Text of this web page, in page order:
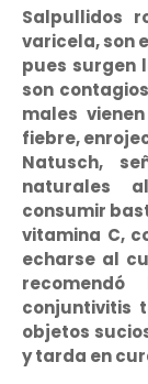
Salpullidos
varicela, son
pues surgen
son
males
fiebre,
Natusch,
naturales
consumir
vitamina C,
echarse al
conjuntivitis
objetos
y tarda en